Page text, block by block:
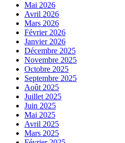
Mai 2026
Avril 2026
Mars 2026
Février 2026
Janvier 2026
Décembre 2025
Novembre 2025
Octobre 2025
Septembre 2025
Août 2025
Juillet 2025
Juin 2025
Mai 2025
Avril 2025
Mars 2025